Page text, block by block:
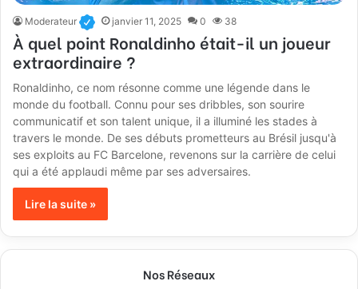
Moderateur janvier 11, 2025 0 38
À quel point Ronaldinho était-il un joueur
extraordinaire ?
Ronaldinho, ce nom résonne comme une légende dans le
monde du football. Connu pour ses dribbles, son sourire
communicatif et son talent unique, il a illuminé les stades à
travers le monde. De ses débuts prometteurs au Brésil jusqu'à
ses exploits au FC Barcelone, revenons sur la carrière de celui
qui a été applaudi même par ses adversaires.
Lire la suite »
Nos Réseaux